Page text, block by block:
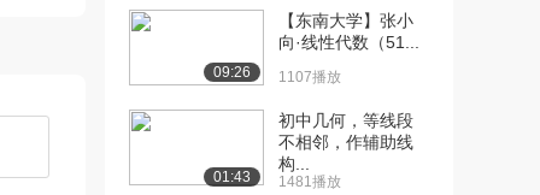
[8] 北京大学公开课：从电
子管到云计算
10:49
[9] 北京大学公开课：量子
计算机的基本原...
5.4万播放
08:39
09:26
【东南大学】张小
向·线性代数（51...
1107播放
01:43
初中几何，等线段
不相邻，作辅助线
构...
1481播放